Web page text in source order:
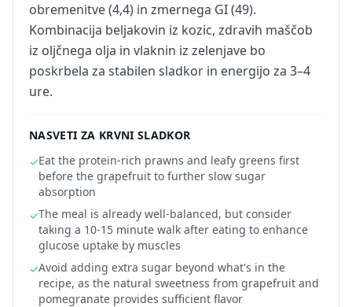
obremenitve (4,4) in zmernega GI (49).
Kombinacija beljakovin iz kozic, zdravih maščob
iz oljčnega olja in vlaknin iz zelenjave bo
poskrbela za stabilen sladkor in energijo za 3–4
ure.
NASVETI ZA KRVNI SLADKOR
✓Eat the protein-rich prawns and leafy greens first
before the grapefruit to further slow sugar
absorption
✓The meal is already well-balanced, but consider
taking a 10-15 minute walk after eating to enhance
glucose uptake by muscles
✓Avoid adding extra sugar beyond what's in the
recipe, as the natural sweetness from grapefruit and
pomegranate provides sufficient flavor